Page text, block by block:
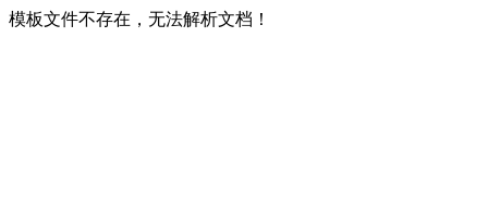
模板文件不存在，无法解析文档！